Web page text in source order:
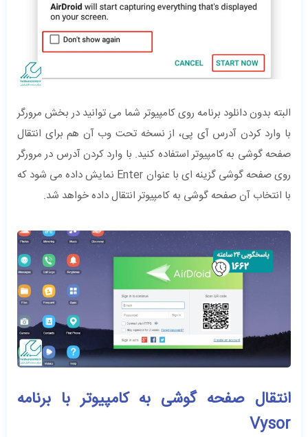
البته بدون دانلود برنامه روی کامپیوتر شما می توانید در بخش مرورگر
با وارد کردن آدرس آی پی، از نسخه تحت وب آن هم برای انتقال
صفحه گوشی به کامپیوتر استفاده کنید. با وارد کردن آدرس در مرورگر
روی صفحه گوشی گزینه ای با عنوان Enter نمایش داده می شود که
با انتخاب آن صفحه گوشی به کامپیوتر انتقال داده خواهد شد.
انتقال صفحه گوشی به کامپیوتر با برنامه
Vysor